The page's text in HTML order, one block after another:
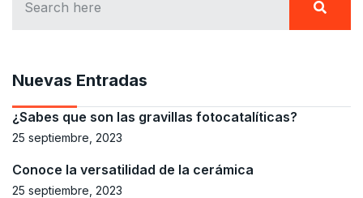
Nuevas Entradas
¿Sabes que son las gravillas fotocatalíticas?
25 septiembre, 2023
Conoce la versatilidad de la cerámica
25 septiembre, 2023